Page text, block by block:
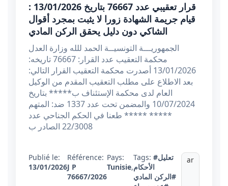
قرار تعقيبي عدد 76667 بتاريخ 13/01/2026 :
قيام جريمة الشهادة زورا لا يثبت بمجرد أقوال
الشاكي دون دليل يحقق الركن المادي
الجمهوريـــة التونسيــة الحمد للله وزارة العدل
محكمة التعقيب عدد القرار: 76667 تاريخه:
13/01/2026 أصدرت محكمة التعقيب القرار التالي:
بعد الاطلاع على مطلب التعقيب المقدم من الوكيل
العام لدى محكمة الإستئناف ب***** بتاريخ
10/07/2024 والمضمن تحت عدد 1337 ضد: المتهم
***** ***** طعنا في الحكم الجناحي عدد
22/3008 الصادر ب
Publié le:
13/01/2026
Référence:
J P
76667/2026
Pays:
Tunisie,
Tags: #تعليل
الأحكام
#الركن المادي
ar